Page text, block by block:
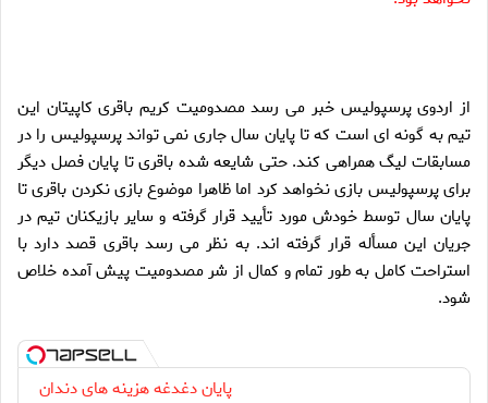
از اردوى پرسپوليس خبر مى رسد مصدوميت كريم باقرى كاپيتان اين
تيم به گونه اى است كه تا پايان سال جارى نمى تواند پرسپوليس را در
مسابقات ليگ همراهى كند. حتى شايعه شده باقرى تا پايان فصل ديگر
براى پرسپوليس بازى نخواهد كرد اما ظاهرا موضوع بازى نكردن باقرى تا
پايان سال توسط خودش مورد تأييد قرار گرفته و ساير بازيكنان تيم در
جريان اين مسأله قرار گرفته اند. به نظر مى رسد باقرى قصد دارد با
استراحت كامل به طور تمام و كمال از شر مصدوميت پيش آمده خلاص
شود.
پایان دغدغه هزینه های دندان